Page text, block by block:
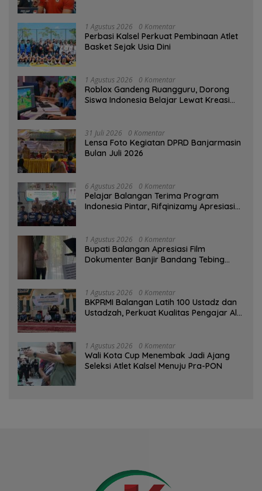
1 Agustus 2026 0 Komentar
Perbasi Kalsel Perkuat Pembinaan Atlet
Basket Sejak Usia Dini
1 Agustus 2026 0 Komentar
Roblox Gandeng Ruangguru, Dorong
Siswa Indonesia Belajar Lewat Kreasi
31 Juli 2026 0 Komentar
Lensa Foto Kegiatan DPRD Banjarmasin
Bulan Juli 2026
6 Agustus 2026 0 Komentar
Pelajar Balangan Terima Program
Indonesia Pintar, Rifqinizamy Apresiasi
1 Agustus 2026 0 Komentar
Bupati Balangan Apresiasi Film
Dokumenter Banjir Bandang Tebing
1 Agustus 2026 0 Komentar
BKPRMI Balangan Latih 100 Ustadz dan
Ustadzah, Perkuat Kualitas Pengajar Al-
1 Agustus 2026 0 Komentar
Wali Kota Cup Menembak Jadi Ajang
Seleksi Atlet Kalsel Menuju Pra-PON